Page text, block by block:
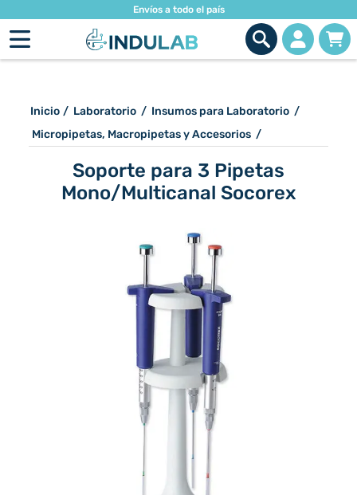
Envíos a todo el país
Inicio / Laboratorio / Insumos para Laboratorio /
Micropipetas, Macropipetas y Accesorios /
Soporte para 3 Pipetas
Mono/Multicanal Socorex